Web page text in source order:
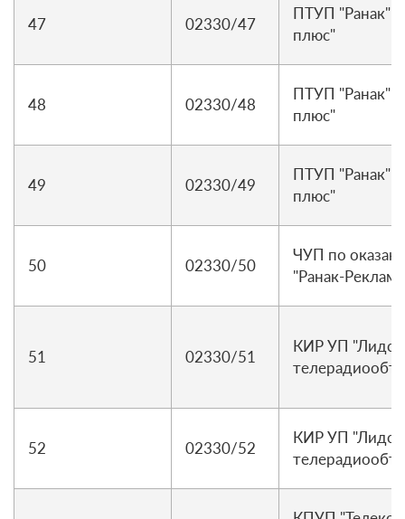
47 02330/47
ПТУП "Ранак"
плюс"
48 02330/48
ПТУП "Ранак"
плюс"
49 02330/49
ПТУП "Ранак"
плюс"
50 02330/50
ЧУП по
"Ранак-
51 02330/51
КИР УП
52 02330/52
КИР УП